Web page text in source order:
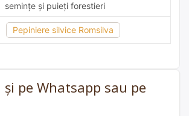
semințe și puieți forestieri
Pepiniere silvice Romsilva
și pe Whatsapp sau pe